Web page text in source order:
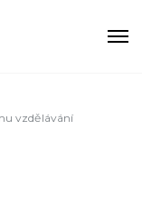
vzdělávání